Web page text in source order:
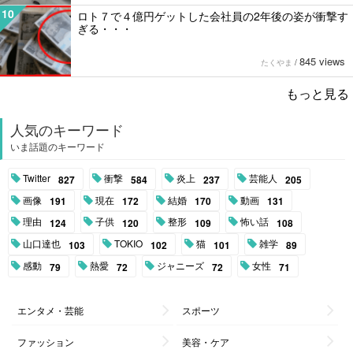
10
ロト７で４億円ゲットした会社員の2年後の姿が衝撃す
ぎる・・・
たくやま / 845 views
もっと見る
人気のキーワード
いま話題のキーワード
Twitter 827 衝撃 584 炎上 237 芸能人 205
画像 191 現在 172 結婚 170 動画 131
理由 124 子供 120 整形 109 怖い話 108
山口達也 103 TOKIO 102 猫 101 雑学 89
感動 79 熱愛 72 ジャニーズ 72 女性 71
エンタメ・芸能 スポーツ
ファッション 美容・ケア